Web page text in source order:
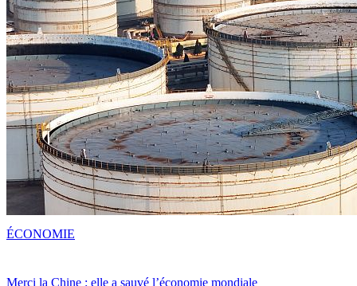
Merci la Chine : elle a sauvé l’économie mondiale
ÉCONOMIE